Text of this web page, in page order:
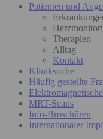
Patienten und
Therapien
Alltag
Kontakt
Kliniksuche
Häufig gestellte
MRT-Scans
Info-Broschüren
Internationaler